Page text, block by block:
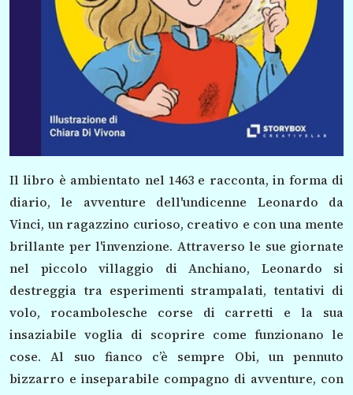
Il libro è ambientato nel 1463 e racconta, in forma di
diario, le avventure dell'undicenne Leonardo da
Vinci, un ragazzino curioso, creativo e con una mente
brillante per l'invenzione. Attraverso le sue giornate
nel piccolo villaggio di Anchiano, Leonardo si
destreggia tra esperimenti strampalati, tentativi di
volo, rocambolesche corse di carretti e la sua
insaziabile voglia di scoprire come funzionano le
cose. Al suo fianco c’è sempre Obi, un pennuto
bizzarro e inseparabile compagno di avventure, con